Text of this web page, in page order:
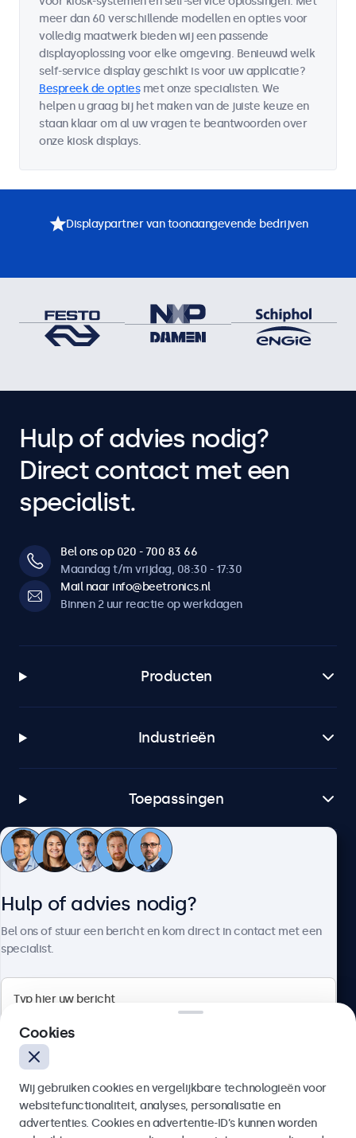
meer dan 60 verschillende modellen en opties voor
volledig maatwerk bieden wij een passende
displayoplossing voor elke omgeving. Benieuwd welk
self-service display geschikt is voor uw applicatie?
Bespreek de optiesmet onze specialisten. We
helpen u graag bij het maken van de juiste keuze en
staan klaar om al uw vragen te beantwoorden over
onze kiosk displays.
Displaypartner van toonaangevende bedrijven
Hulp of advies nodig?
Direct contact met een
specialist.
Bel ons op 020 - 700 83 66
Maandag t/m vrijdag, 08:30 - 17:30
Mail naar info@beetronics.nl
Binnen 2 uur reactie op werkdagen
Producten
Industrieën
Toepassingen
Klantenservice
4.8/5 door 5000+ bedrijven
Nederlands
Hulp of advies nodig?
Bel ons of stuur een bericht en kom direct in contact met een
specialist.
Cookies
Wij gebruiken cookies en vergelijkbare technologieën voor
websitefunctionaliteit, analyses, personalisatie en
advertenties. Cookies en advertentie-ID’s kunnen worden